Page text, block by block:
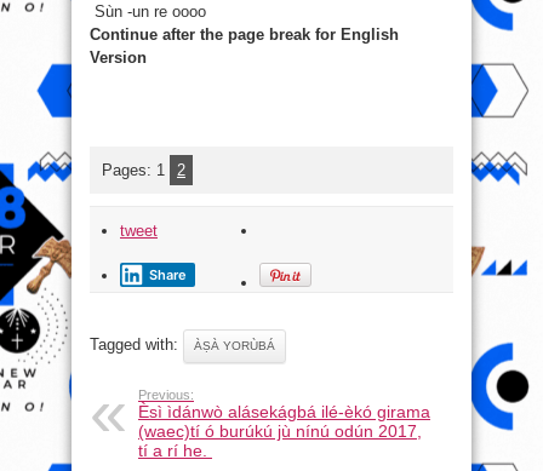
Sùn -un re oooo
Continue after the page break for English
Version
Pages: 1 2
tweet
Share
Tagged with: ÀṢÀ YORÙBÁ
Previous:
Èsì ìdánwò alásekágbá ilé-èkó girama
(waec)tí ó burúkú jù nínú odún 2017,
tí a rí he.